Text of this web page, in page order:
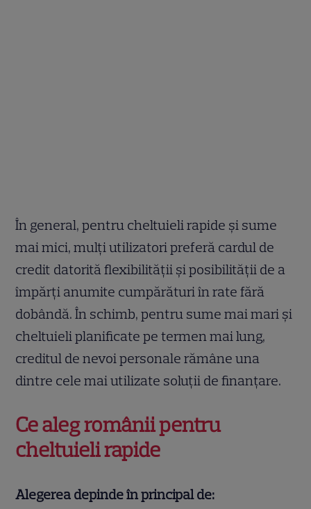
În general, pentru cheltuieli rapide și sume
mai mici, mulți utilizatori preferă cardul de
credit datorită flexibilității și posibilității de a
împărți anumite cumpărături în rate fără
dobândă. În schimb, pentru sume mai mari și
cheltuieli planificate pe termen mai lung,
creditul de nevoi personale rămâne una
dintre cele mai utilizate soluții de finanțare.
Ce aleg românii pentru
cheltuieli rapide
Alegerea depinde în principal de: